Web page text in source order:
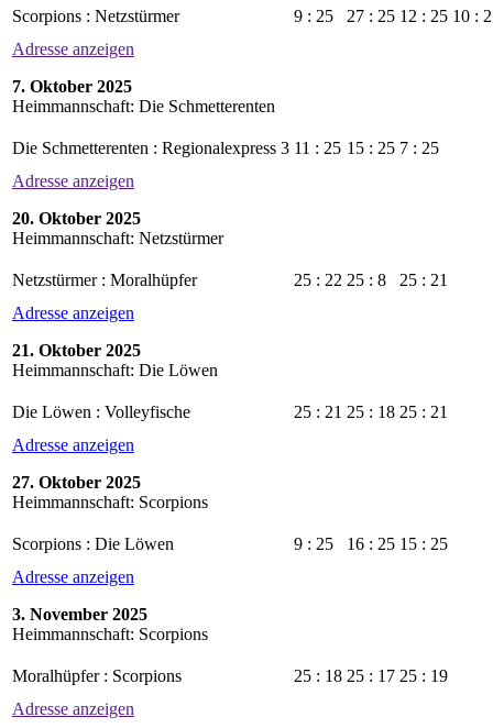
Scorpions : Netzstürmer 9 : 25 27 : 25 12 : 25 10 :
Adresse anzeigen
7. Oktober 2025
Heimmannschaft: Die Schmetterenten
Die Schmetterenten : Regionalexpress 3 11 : 25 15 : 25 7 : 25
Adresse anzeigen
20. Oktober 2025
Heimmannschaft: Netzstürmer
Netzstürmer : Moralhüpfer 25 : 22 25 : 8 25 : 21
Adresse anzeigen
21. Oktober 2025
Heimmannschaft: Die Löwen
Die Löwen : Volleyfische 25 : 21 25 : 18 25 : 21
Adresse anzeigen
27. Oktober 2025
Heimmannschaft: Scorpions
Scorpions : Die Löwen 9 : 25 16 : 25 15 : 25
Adresse anzeigen
3. November 2025
Heimmannschaft: Scorpions
Moralhüpfer : Scorpions 25 : 18 25 : 17 25 : 19
Adresse anzeigen